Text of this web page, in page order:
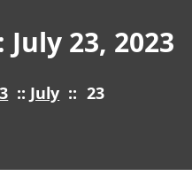
23, 2023
:: July :: 23